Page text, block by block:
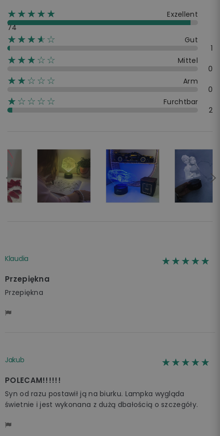
☆☆☆☆☆
★★★★★
Exzellent
74
☆☆☆☆☆
★★★★
Gut
1
☆☆☆☆☆
★★★
Mittel
0
☆☆☆☆☆
★★
Arm
0
☆☆☆☆☆
★
Furchtbar
2
Klaudia ☆☆☆☆☆
★★★★★
Przepiękna
Przepiękna
Jakub ☆☆☆☆☆
★★★★★
POLECAM!!!!!!
Syn od razu postawił ją na biurku. Lampka wygląda
świetnie i jest wykonana z dużą dbałością o szczegóły.